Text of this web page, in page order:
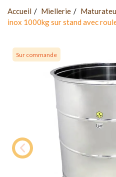
Accueil Miellerie
inox 1000kg sur stand avec
Sur commande